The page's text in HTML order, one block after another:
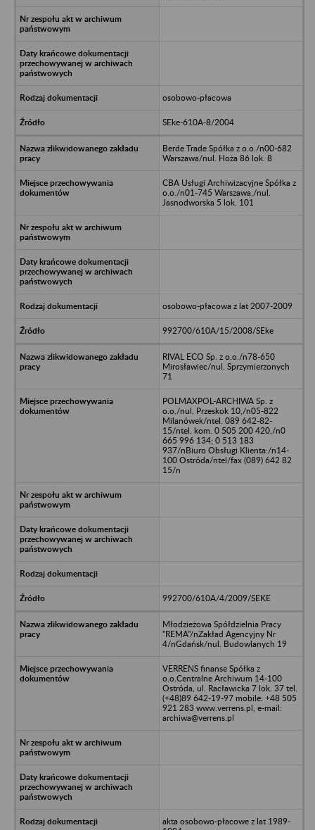
osobowo-płacowa
SEke-610A-8/2004
Berde Trade Spółka z o.o./n00-682
Warszawa/nul. Hoża 86 lok. 8
CBA Usługi Archiwizacyjne Spółka z
o.o./n01-745 Warszawa,/nul.
Jasnodworska 5 lok. 101
osobowo-płacowa z lat 2007-2009
992700/610A/15/2008/SEke
RIVAL ECO Sp. z o.o./n78-650
Mirosławiec/nul. Sprzymierzonych
71
POLMAXPOL-ARCHIWA Sp. z
o.o./nul. Przeskok 10,/n05-822
Milanówek/ntel. 089 642-82-
15/ntel. kom. 0 505 200 420,/n0
665 996 134; 0 513 183
937/nBiuro Obsługi Klienta:/n14-
100 Ostróda/ntel/fax (089) 642 82
15/n
992700/610A/4/2009/SEKE
Młodzieżowa Spółdzielnia Pracy
"REMA"/nZakład Agencyjny Nr
4/nGdańsk/nul. Budowlanych 19
VERRENS finanse Spółka z
o.o.Centralne Archiwum 14-100
Ostróda, ul. Racławicka 7 lok. 37 tel.
(+48)89 642-19-97 mobile: +48 505
921 283 www.verrens.pl, e-mail:
archiwa@verrens.pl
akta osobowo-płacowe z lat 1989-